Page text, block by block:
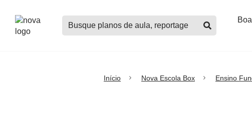
Buscar
planos
Início Nova Escola Box Ensino